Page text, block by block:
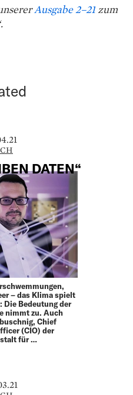
Ausgabe 2–21zum
DATEN“
– das Klima spielt
Die Bedeutung der
nimmt zu. Auch
Chief
(CIO) der
für …